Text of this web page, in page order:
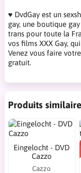
♥ DvdGay est un
gay, une boutique
trans pour toute la
vos films XXX Gay,
Venez vous faire
gratuit.
Produits
Eingelocht - DVD
Cazzo
Cazzo